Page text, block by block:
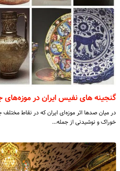
گنجینه های نفیس ایران در
در میان صدها اثر موزه‌ای ایران که در نقاط مختلف
خوراک و نوشیدنی از جمله…